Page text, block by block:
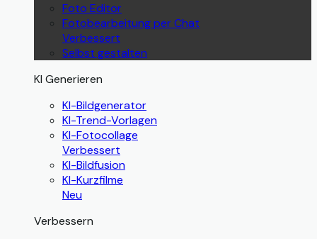
Foto Editor
Fotobearbeitung per Chat
Verbessert
Selbst gestalten
KI Generieren
KI-Bildgenerator
KI-Trend-Vorlagen
KI-Fotocollage
Verbessert
KI-Bildfusion
KI-Kurzfilme
Neu
Verbessern